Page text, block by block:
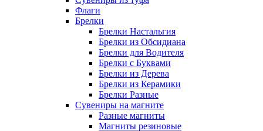
Флаги
Брелки
Брелки Настальгия
Брелки из Обсидиана
Брелки для Водителя
Брелки с Буквами
Брелки из Дерева
Брелки из Керамики
Брелки Разные
Сувениры на магните
Разные магниты
Магниты резиновые